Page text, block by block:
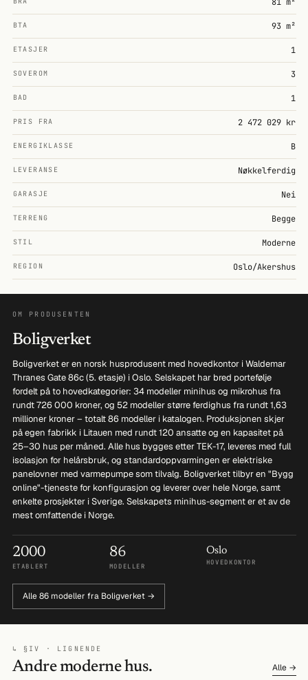
BTA 93 m²
ETASJER 1
SOVEROM 3
BAD 1
PRIS FRA 2 472 029 kr
ENERGIKLASSE B
LEVERANSE Nøkkelferdig
GARASJE Nei
TERRENG Begge
STIL Moderne
REGION Oslo/Akershus
OM PRODUSENTEN
Boligverket
Boligverket er en norsk husprodusent med hovedkontor i Waldemar
Thranes Gate 86c (5. etasje) i Oslo. Selskapet har bred portefølje
fordelt på to hovedkategorier: 34 modeller minihus og mikrohus fra
rundt 726 000 kroner, og 52 modeller større ferdighus fra rundt 1,63
millioner kroner – totalt 86 modeller i katalogen. Produksjonen skjer
på egen fabrikk i Litauen med rundt 120 ansatte og en kapasitet på
25–30 hus per måned. Alle hus bygges etter TEK-17, leveres med full
isolasjon for helårsbruk, og standardoppvarmingen er elektriske
panelovner med varmepumpe som tilvalg. Boligverket tilbyr en "Bygg
online"-tjeneste for konfigurasjon og leverer over hele Norge, samt
enkelte prosjekter i Sverige. Selskapets minihus-segment er et av de
mest omfattende i Norge.
2000
ETABLERT
86
MODELLER
Oslo
HOVEDKONTOR
Alle 86 modeller fra Boligverket →
↳ §IV · LIGNENDE
Andre moderne hus. Alle →